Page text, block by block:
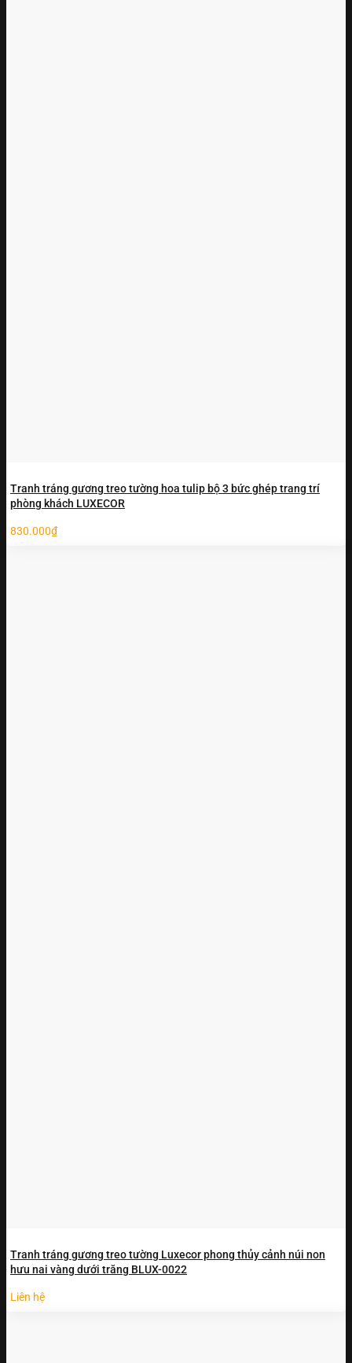
Tranh tráng gương treo tường hoa tulip bộ 3 bức ghép trang trí
phòng khách LUXECOR
830.000₫
Tranh tráng gương treo tường Luxecor phong thủy cảnh núi non
hưu nai vàng dưới trăng BLUX-0022
Liên hệ